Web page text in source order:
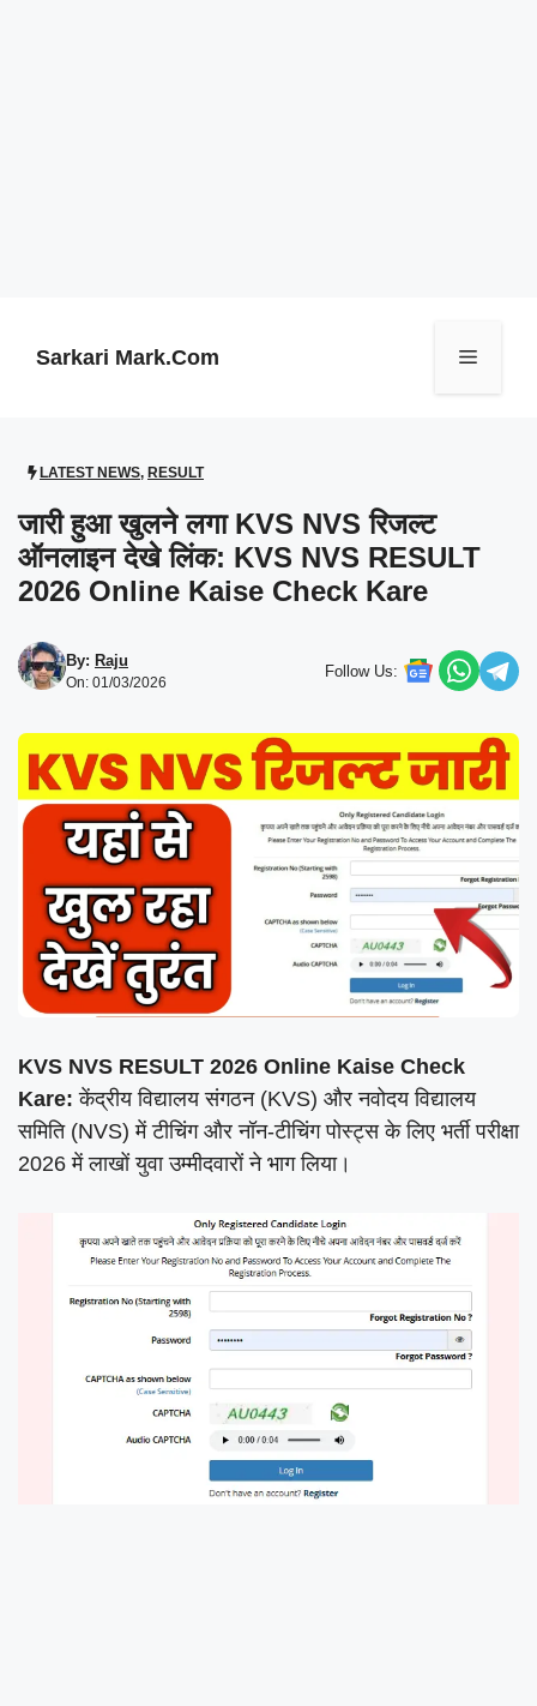
Sarkari Mark.Com Menu
LATEST NEWS, RESULT
जारी हुआ खुलने लगा KVS NVS रिजल्ट
ऑनलाइन देखे लिंक: KVS NVS RESULT
2026 Online Kaise Check Kare
By: Raju
On: 01/03/2026
Follow Us:
KVS NVS RESULT 2026 Online Kaise Check
Kare: केंद्रीय विद्यालय संगठन (KVS) और नवोदय विद्यालय
समिति (NVS) में टीचिंग और नॉन-टीचिंग पोस्ट्स के लिए भर्ती परीक्षा
2026 में लाखों युवा उम्मीदवारों ने भाग लिया।